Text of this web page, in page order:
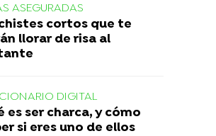
ASEGURADAS
cortos que te
llorar de risa al
DIGITAL
es ser charca, y cómo
si eres uno de ellos